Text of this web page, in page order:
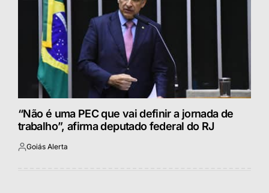
“Não é uma PEC que vai definir a jornada de
trabalho”, afirma deputado federal do RJ
Postado
Goiás Alerta